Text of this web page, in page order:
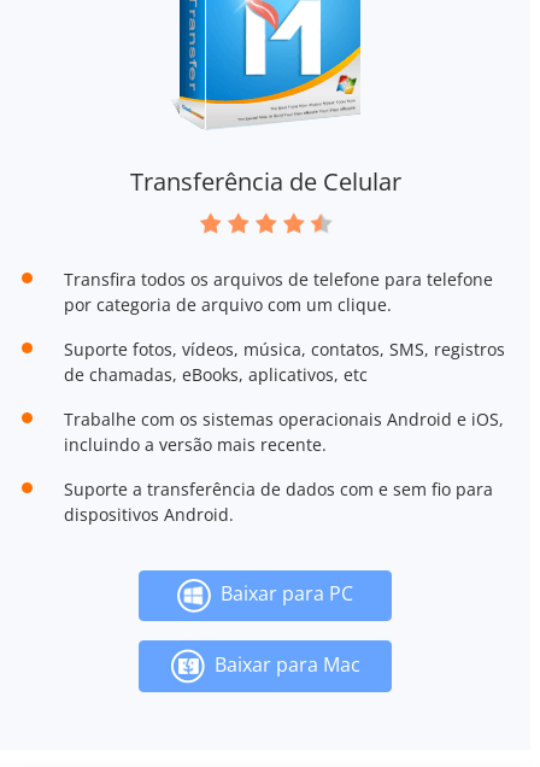
Transferência de Celular
Transfira todos os arquivos de telefone para telefone
por categoria de arquivo com um clique.
Suporte fotos, vídeos, música, contatos, SMS, registros
de chamadas, eBooks, aplicativos, etc
Trabalhe com os sistemas operacionais Android e iOS,
incluindo a versão mais recente.
Suporte a transferência de dados com e sem fio para
dispositivos Android.
Baixar para PC
Baixar para Mac